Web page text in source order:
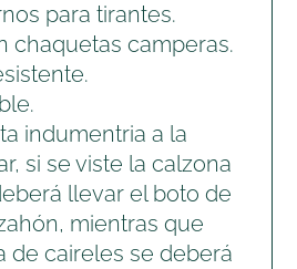
para tirantes.
chaquetas camperas.
indumentria a la
si se viste la calzona
llevar el boto de
mientras que
de caireles se deberá